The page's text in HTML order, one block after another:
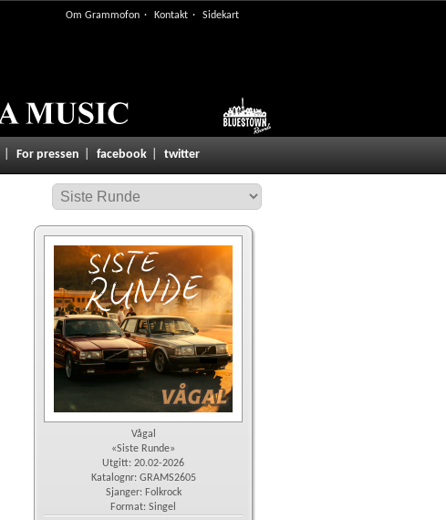
Om Grammofon Kontakt Sidekart
For pressen facebook twitter
Vågal
«Siste Runde»
Utgitt: 20.02-2026
Katalognr: GRAMS2605
Sjanger: Folkrock
Format: Singel